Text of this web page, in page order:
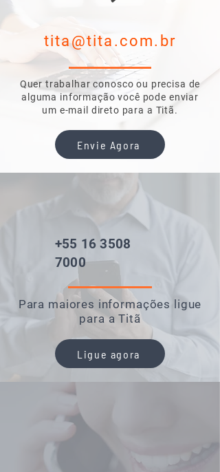
Comp.xProfund.xAlt.
57cm
ASSADEIRA
14,2 x 27,2
x 1,3cm
tita@tita.com.br
Quer trabalhar conosco ou precisa de
alguma informação você pode enviar
um e-mail direto para a Titã.
Envie Agora
+55 16 3508
7000
Para maiores informações ligue
para a Titã
Ligue agora